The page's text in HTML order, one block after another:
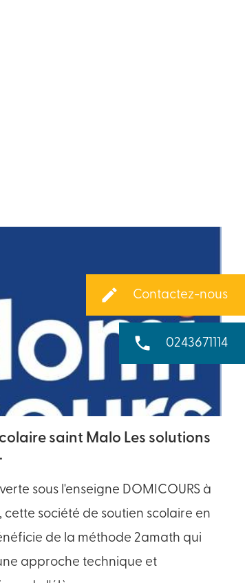
saint Malo Les solutions
sous l'enseigne DOMICOURS à
cette société de soutien scolaire en
de la méthode 2amath qui
approche technique et
create Contactez-nous
phone 0243671114